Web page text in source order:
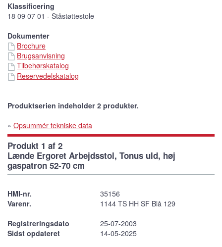
Klassificering
18 09 07 01 - Ståstøttestole
Dokumenter
Brochure
Brugsanvisning
Tilbehørskatalog
Reservedelskatalog
Produktserien indeholder 2 produkter.
» Opsummér tekniske data
Produkt 1 af 2
Lænde Ergoret Arbejdsstol, Tonus uld, høj
gaspatron 52-70 cm
HMI-nr.
35156
Varenr.
1144 TS HH SF Blå 129
Registreringsdato
25-07-2003
Sidst opdateret
14-05-2025